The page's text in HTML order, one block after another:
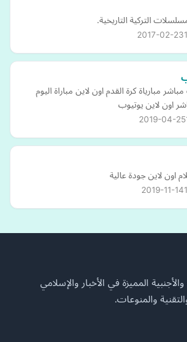
التركية التاريخية.
2017-02-23
مبارياة كرة القدم اون لاين مباراة اليوم
اون لاين يوتيوب
2019-04-25
اون لاين جودة عالية
2019-11-14
المميزة في الأخبار والإسلامي
والمنوعات.